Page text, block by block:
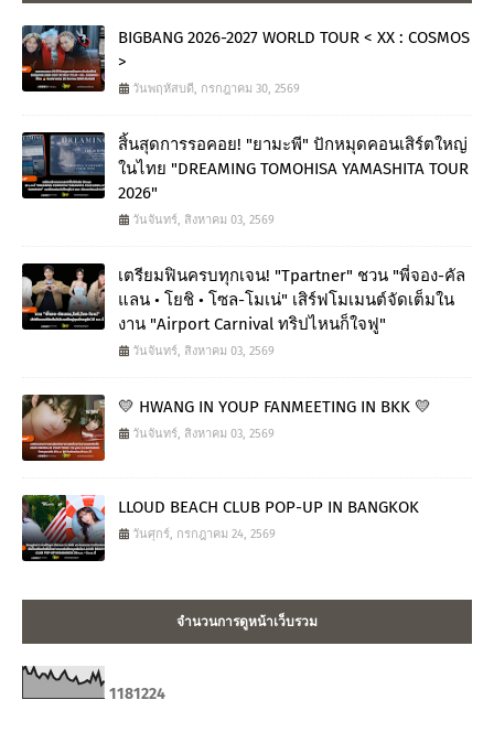
BIGBANG 2026-2027 WORLD TOUR < XX : COSMOS
>
วันพฤหัสบดี, กรกฎาคม 30, 2569
สิ้นสุดการรอคอย! "ยามะพี" ปักหมุดคอนเสิร์ตใหญ่
ในไทย "DREAMING TOMOHISA YAMASHITA TOUR
2026"
วันจันทร์, สิงหาคม 03, 2569
เตรียมฟินครบทุกเจน! "Tpartner" ชวน "พี่จอง-คัล
แลน • โยชิ • โซล-โมเน่" เสิร์ฟโมเมนต์จัดเต็มใน
งาน "Airport Carnival ทริปไหนก็ใจฟู"
วันจันทร์, สิงหาคม 03, 2569
💛 HWANG IN YOUP FANMEETING IN BKK 💛
วันจันทร์, สิงหาคม 03, 2569
LLOUD BEACH CLUB POP-UP IN BANGKOK
วันศุกร์, กรกฎาคม 24, 2569
จำนวนการดูหน้าเว็บรวม
1181224